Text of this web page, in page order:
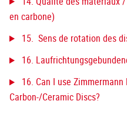
en carbone)
15. Sens de rotation des
16.
16. Can I use
Carbon-/Ceramic Discs?